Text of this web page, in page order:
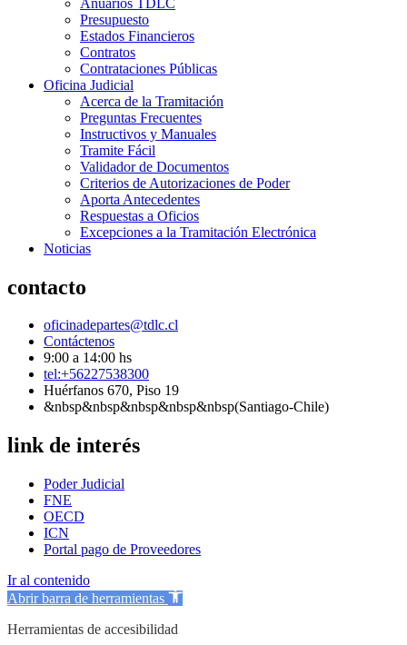
Presupuesto
Estados Financieros
Contratos
Contrataciones Públicas
Oficina Judicial
Acerca de la Tramitación
Preguntas Frecuentes
Instructivos y Manuales
Tramite Fácil
Validador de Documentos
Criterios de Autorizaciones de Poder
Aporta Antecedentes
Respuestas a Oficios
Excepciones a la Tramitación Electrónica
Noticias
contacto
oficinadepartes@tdlc.cl
Contáctenos
9:00 a 14:00 hs
tel:+56227538300
Huérfanos 670, Piso 19
&nbsp&nbsp&nbsp&nbsp&nbsp(Santiago-Chile)
link de interés
Poder Judicial
FNE
OECD
ICN
Portal pago de Proveedores
Ir al contenido
Abrir barra de herramientas
Herramientas de accesibilidad